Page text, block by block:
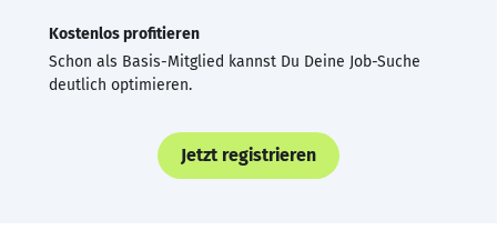
Kostenlos profitieren
Schon als Basis-Mitglied kannst Du Deine Job-Suche
deutlich optimieren.
Jetzt registrieren